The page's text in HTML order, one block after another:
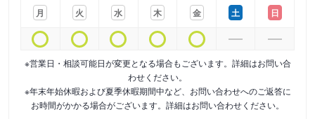
月
火
水
木
金
土
日
※営業日・相談可能日が変更となる場合もございます。詳細はお問い合
わせください。
※年末年始休暇および夏季休暇期間中など、お問い合わせへのご返答に
お時間がかかる場合がございます。詳細はお問い合わせください。